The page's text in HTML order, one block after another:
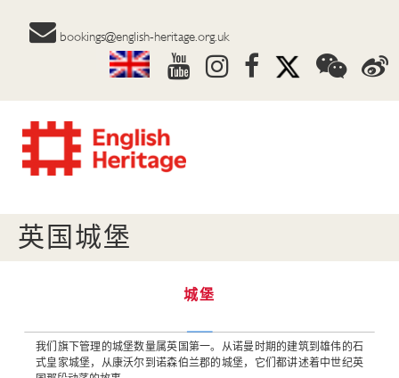
bookings@english-heritage.org.uk
英国城堡
城堡
我们旗下管理的城堡数量属英国第一。从诺曼时期的建筑到雄伟的石
式皇家城堡，从康沃尔到诺森伯兰郡的城堡，它们都讲述着中世纪英